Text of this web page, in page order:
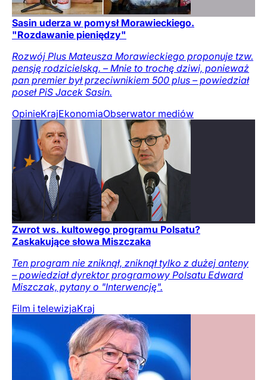
Sasin uderza w pomysł Morawieckiego.
"Rozdawanie pieniędzy"
Rozwój Plus Mateusza Morawieckiego proponuje tzw.
pensję rodzicielską. – Mnie to trochę dziwi, ponieważ
pan premier był przeciwnikiem 500 plus – powiedział
poseł PiS Jacek Sasin.
OpinieKrajEkonomiaObserwator mediów
Zwrot ws. kultowego programu Polsatu?
Zaskakujące słowa Miszczaka
Ten program nie zniknął, zniknął tylko z dużej anteny
– powiedział dyrektor programowy Polsatu Edward
Miszczak, pytany o "Interwencję".
Film i telewizjaKraj